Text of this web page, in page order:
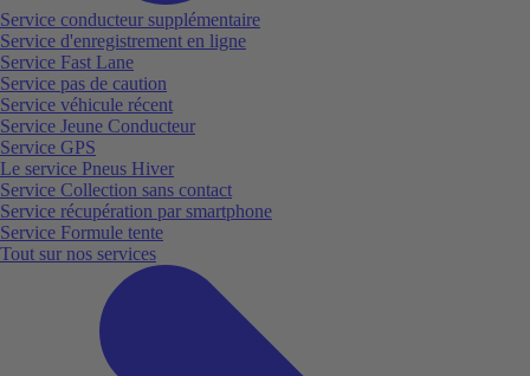
Service conducteur supplémentaire
Service d'enregistrement en ligne
Service Fast Lane
Service pas de caution
Service véhicule récent
Service Jeune Conducteur
Service GPS
Le service Pneus Hiver
Service Collection sans contact
Service récupération par smartphone
Service Formule tente
Tout sur nos services